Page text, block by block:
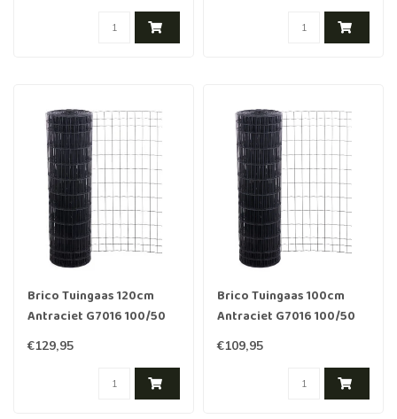
Brico Tuingaas 120cm
Antraciet G7016 100/50
25m
€129,95
Brico Tuingaas 100cm
Antraciet G7016 100/50
25m
€109,95